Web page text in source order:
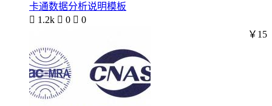
卡通数据分析说明模板
 1.2k  0  0
￥15